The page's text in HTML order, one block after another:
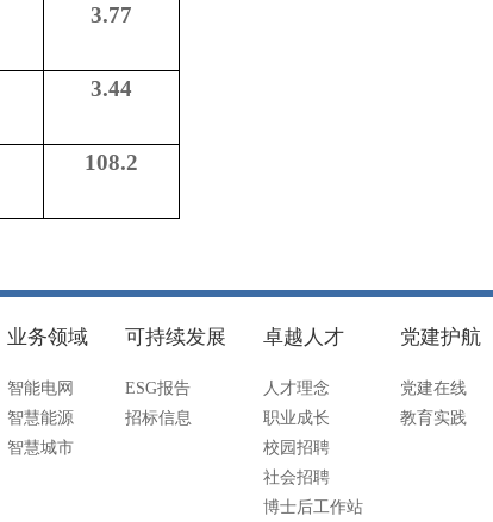
3.77
3.44
108.2
业务领域
智能电网
智慧能源
智慧城市
可持续发展
ESG报告
招标信息
卓越人才
人才理念
职业成长
校园招聘
社会招聘
博士后工作站
党建护航
党建在线
教育实践